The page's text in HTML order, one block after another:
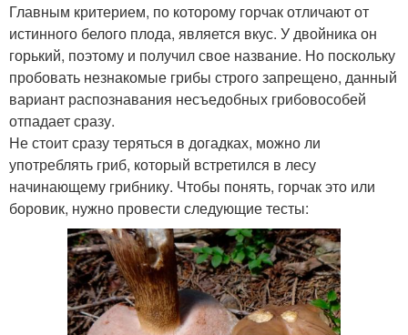
Главным критерием, по которому горчак отличают от
истинного белого плода, является вкус. У двойника он
горький, поэтому и получил свое название. Но поскольку
пробовать незнакомые грибы строго запрещено, данный
вариант распознавания несъедобных грибовособей
отпадает сразу.
Не стоит сразу теряться в догадках, можно ли
употреблять гриб, который встретился в лесу
начинающему грибнику. Чтобы понять, горчак это или
боровик, нужно провести следующие тесты: